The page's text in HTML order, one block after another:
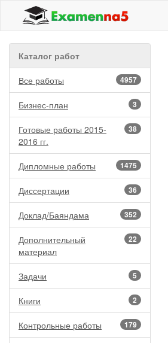
Каталог работ
4957
Все работы
3
Бизнес-план
38
Готовые работы 2015-
2016 гг.
1475
Дипломные работы
36
Диссертации
352
Доклад/Баяндама
22
Дополнительный
материал
5
Задачи
2
Книги
179
Контрольные работы